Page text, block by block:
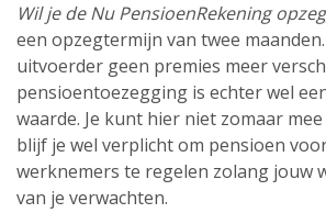
Wil je de Nu PensioenRekening
een opzeg­termijn van twee
uitvoerder geen premies meer
pensioentoezegging is echter wel
waarde. Je kunt hier niet zomaar
blijf je wel verplicht om pensioen
werknemers te regelen zolang jouw
van je verwachten.